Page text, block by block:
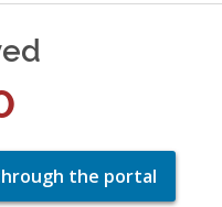
the portal